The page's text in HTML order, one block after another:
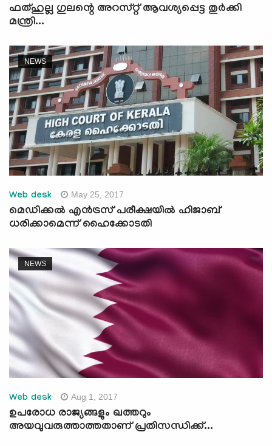
ഫത്ഹുല്ല ഗുലന്റെ അറസ്റ്റ് ആവശ്യപ്പെട്ട തുര്‍ക്കി
മന്ത്രി...
NEWS
Web desk May 25, 2017
മെഡിക്കല്‍ എന്‍ട്രസ് പരീക്ഷയില്‍ ഹിജാബ്
ധരിക്കാമെന്ന് ഹൈക്കോടതി
NEWS
Web desk Aug 1, 2017
ഉപരോധ രാജ്യങ്ങളും ഖത്തറും
അയവുവരുത്താത്തതാണ് പ്രതിസന്ധിക്ക്...